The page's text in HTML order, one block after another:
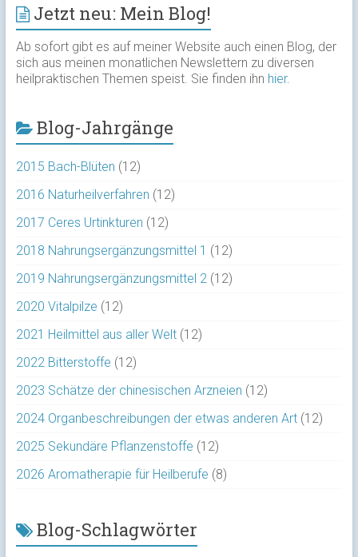
Jetzt neu: Mein Blog!
Ab sofort gibt es auf meiner Website auch einen Blog, der
sich aus meinen monatlichen Newslettern zu diversen
heilpraktischen Themen speist. Sie finden ihn hier.
Blog-Jahrgänge
2015 Bach-Blüten (12)
2016 Naturheilverfahren (12)
2017 Ceres Urtinkturen (12)
2018 Nahrungsergänzungsmittel 1 (12)
2019 Nahrungsergänzungsmittel 2 (12)
2020 Vitalpilze (12)
2021 Heilmittel aus aller Welt(12)
2022 Bitterstoffe (12)
2023 Schätze der chinesischen Arzneien (12)
2024 Organbeschreibungen der etwas anderen Art(12)
2025 Sekundäre Pflanzenstoffe (12)
2026 Aromatherapie für Heilberufe (8)
Blog-Schlagwörter